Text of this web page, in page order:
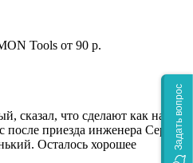
Tools от 90 р.
сказал, что сделают как надо.
после приезда инженера Сергея
Осталось хорошее
Задать вопрос